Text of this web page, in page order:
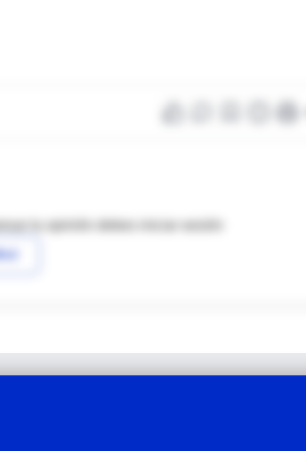
tu opinión debes iniciar sesión